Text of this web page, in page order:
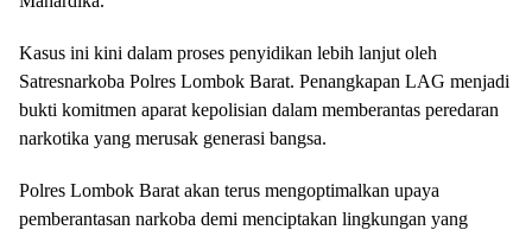
Kasus ini kini dalam proses penyidikan lebih lanjut oleh
Satresnarkoba Polres Lombok Barat. Penangkapan LAG menjadi
bukti komitmen aparat kepolisian dalam memberantas peredaran
narkotika yang merusak generasi bangsa.
Polres Lombok Barat akan terus mengoptimalkan upaya
pemberantasan narkoba demi menciptakan lingkungan yang